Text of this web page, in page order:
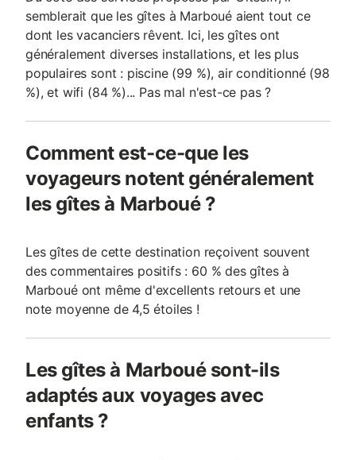
semblerait que les gîtes à Marboué aient tout ce
dont les vacanciers rêvent. Ici, les gîtes ont
généralement diverses installations, et les plus
populaires sont : piscine (99 %), air conditionné (98
%), et wifi (84 %)... Pas mal n'est-ce pas ?
Comment est-ce-que les
voyageurs notent généralement
les gîtes à Marboué ?
Les gîtes de cette destination reçoivent souvent
des commentaires positifs : 60 % des gîtes à
Marboué ont même d'excellents retours et une
note moyenne de 4,5 étoiles !
Les gîtes à Marboué sont-ils
adaptés aux voyages avec
enfants ?